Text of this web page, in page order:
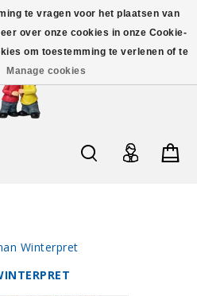
Winterpret
te vragen voor het plaatsen van
over onze cookies in onze Cookie-
om toestemming te verlenen of te
Manage cookies